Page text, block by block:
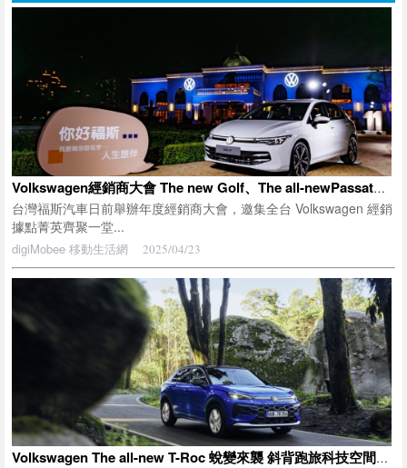
Volkswagen經銷商大會 The new Golf、The all-newPassat、Tiguan同步亮相
台灣福斯汽車日前舉辦年度經銷商大會，邀集全台 Volkswagen 經銷
據點菁英齊聚一堂...
digiMobee 移動生活網 2025/04/23
Volkswagen The all-new T-Roc 蛻變來襲 斜背跑旅科技空間全面躍進